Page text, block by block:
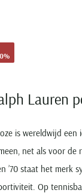
Lauren
is wereldwijd een
net als voor de
’70 staat het merk
Op